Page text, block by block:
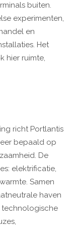
buiten.
experimenten,
en
Het
hier ruimte,
richt Portlantis
bepaald op
De
elektrificatie,
Samen
haven
technologische